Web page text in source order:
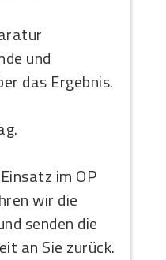
und
das Ergebnis.
im OP
wir die
senden die
an Sie zurück.